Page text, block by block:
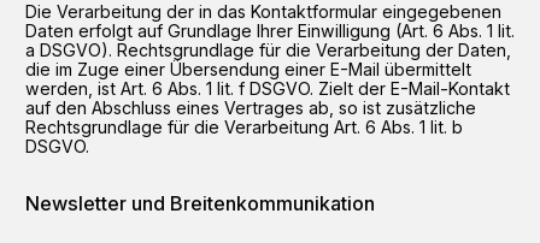
Die Verarbeitung der in das Kontaktformular eingegebenen
Daten erfolgt auf Grundlage Ihrer Einwilligung (Art. 6 Abs. 1 lit.
a DSGVO). Rechtsgrundlage für die Verarbeitung der Daten,
die im Zuge einer Übersendung einer E-Mail übermittelt
werden, ist Art. 6 Abs. 1 lit. f DSGVO. Zielt der E-Mail-Kontakt
auf den Abschluss eines Vertrages ab, so ist zusätzliche
Rechtsgrundlage für die Verarbeitung Art. 6 Abs. 1 lit. b
DSGVO.
Newsletter und Breitenkommunikation